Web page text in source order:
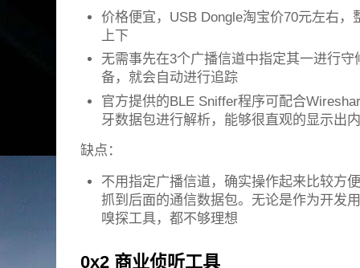
价格便宜，USB Dongle淘宝价70元左右
上下
无需事先在3个广播信道中指定其一进行
备，就会自动进行追踪
官方提供的BLE Sniffer程序可配合
牙数据包进行解析，能够很直观的显示出
缺点：
不用指定广播信道，确实操作起来比较方
抓到后面的通信数据包。无论是作为开发
嗅探工具，都不够理想
0x2 商业侦听工具